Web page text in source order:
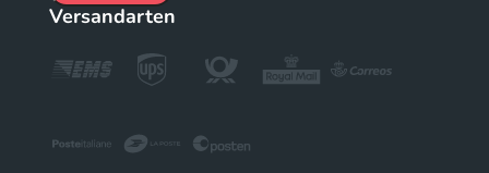
Versandarten